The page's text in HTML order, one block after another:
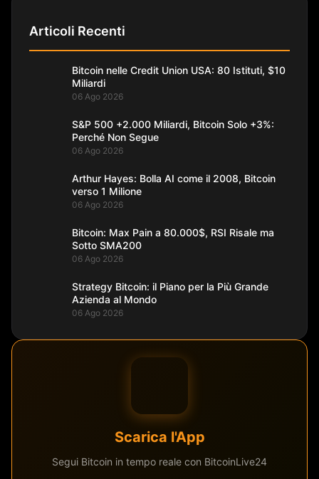
Articoli Recenti
Bitcoin nelle Credit Union USA: 80 Istituti, $10
Miliardi
06 Ago 2026
S&P 500 +2.000 Miliardi, Bitcoin Solo +3%:
Perché Non Segue
06 Ago 2026
Arthur Hayes: Bolla AI come il 2008, Bitcoin
verso 1 Milione
06 Ago 2026
Bitcoin: Max Pain a 80.000$, RSI Risale ma
Sotto SMA200
06 Ago 2026
Strategy Bitcoin: il Piano per la Più Grande
Azienda al Mondo
06 Ago 2026
Scarica l'App
Segui Bitcoin in tempo reale con BitcoinLive24